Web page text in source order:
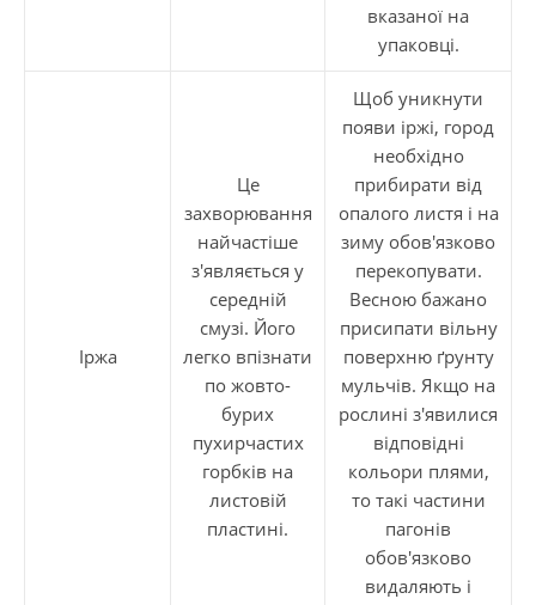
вказаної на
упаковці.
Іржа
Це
захворювання
найчастіше
з'являється у
середній
смузі. Його
легко впізнати
по жовто-
бурих
пухирчастих
горбків на
листовій
пластині.
Щоб уникнути
появи іржі, город
необхідно
прибирати від
опалого листя і на
зиму обов'язково
перекопувати.
Весною бажано
присипати вільну
поверхню ґрунту
мульчів. Якщо на
рослині з'явилися
відповідні
кольори плями,
то такі частини
пагонів
обов'язково
видаляють і